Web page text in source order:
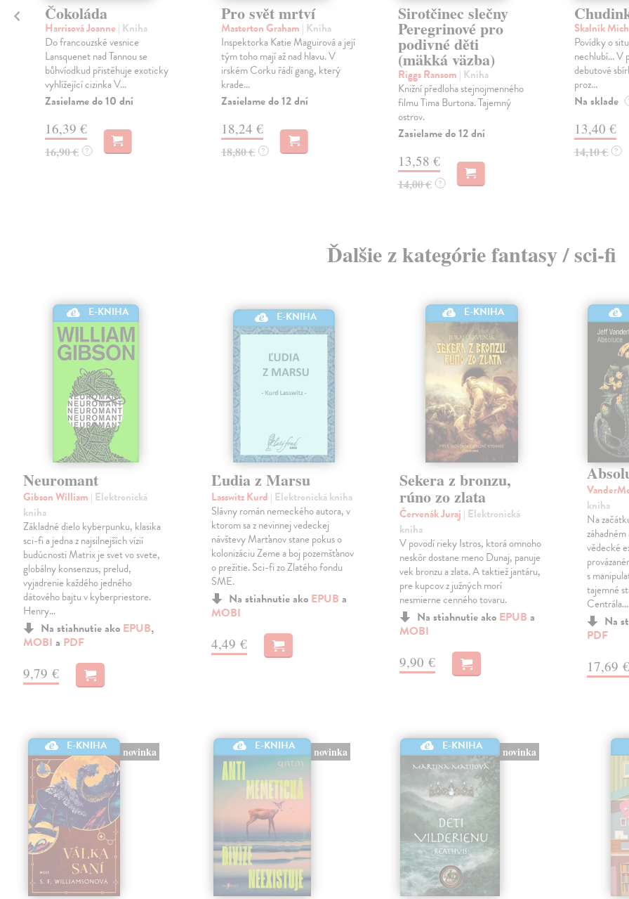
Čokoláda
Harrisová Joanne | Kniha
Do francouzské vesnice
Lansquenet nad Tannou se
bůhvíodkud přistěhuje exoticky
vyhlížející cizinka V...
Zasielame do 10 dní
16,39 €
16,90 € ?
Pro svět mrtví
Masterton Graham | Kniha
Inspektorka Katie Maguirová a její
tým toho mají až nad hlavu. V
irském Corku řádí gang, který
krade...
Zasielame do 12 dní
18,24 €
18,80 € ?
Sirotčinec slečny
Peregrinové pro
podivné děti
(mäkká väzba)
Riggs Ransom | Kniha
Knižní předloha stejnojmenného
filmu Tima Burtona. Tajemný
ostrov.
Zasielame do 12 dní
13,58 €
14,00 € ?
Skalník
Povídky o
nechlubí... V
debutové
proz...
Na sklade
13,40 €
14,10 € ?
Ďalšie z kategórie fantasy / sci-fi
E-KNIHA
Neuromant
Gibson William | Elektronická
kniha
Základné dielo kyberpunku, klasika
sci-fi a jedna z najsilnejších vízií
budúcnosti Matrix je svet vo svete,
globálny konsenzus, prelud,
vyjadrenie každého jedného
dátového bajtu v kyberpriestore.
Henry…
Na stiahnutie ako EPUB,
MOBI a PDF
9,79 €
E-KNIHA
Ľudia z Marsu
Lasswitz Kurd | Elektronická kniha
Slávny román nemeckého autora, v
ktorom sa z nevinnej vedeckej
návštevy Marťanov stane pokus o
kolonizáciu Zeme a boj pozemšťanov
o prežitie. Sci-fi zo Zlatého fondu
SME.
Na stiahnutie ako EPUB a
MOBI
4,49 €
E-KNIHA
Sekera z bronzu,
rúno zo zlata
Červenák Juraj | Elektronická
kniha
V povodí rieky Istros, ktorá omnoho
neskôr dostane meno Dunaj, panuje
vek bronzu a zlata. A taktiež jantáru,
pre kupcov z južných morí
nesmierne cenného tovaru.
Na stiahnutie ako EPUB a
MOBI
9,90 €
kniha
Na
vědecké
s
tajemné
Na
PDF
17,69 €
E-KNIHA novinka E-KNIHA novinka E-KNIHA novinka